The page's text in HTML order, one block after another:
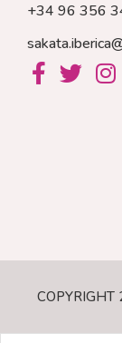
+34 96 356
COPYRIGHT